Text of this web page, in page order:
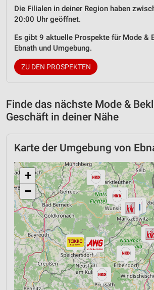
Die Filialen in deiner Region haben
20:00 Uhr geöffnet.
Es gibt 9 aktuelle Prospekte für Mode &
Ebnath und Umgebung.
ZU DEN PROSPEKTEN
Finde das nächste Mode &
Geschäft in deiner Nähe
Karte der Umgebung von
+
−